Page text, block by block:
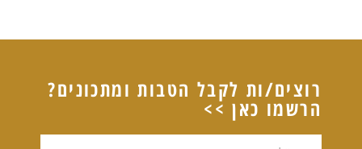
רוצים/ות לקבל הטבות ומתכונים?
הרשמו כאן >>